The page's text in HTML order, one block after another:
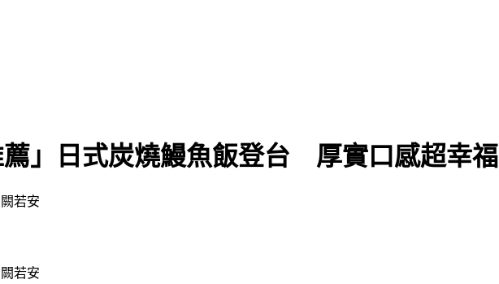
早已成過去式
」日式炭燒鰻魚飯登台 厚實口感超幸福
若安
闕若安